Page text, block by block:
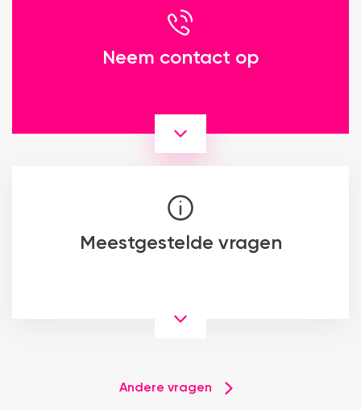
Neem contact op
Meestgestelde vragen
Andere vragen